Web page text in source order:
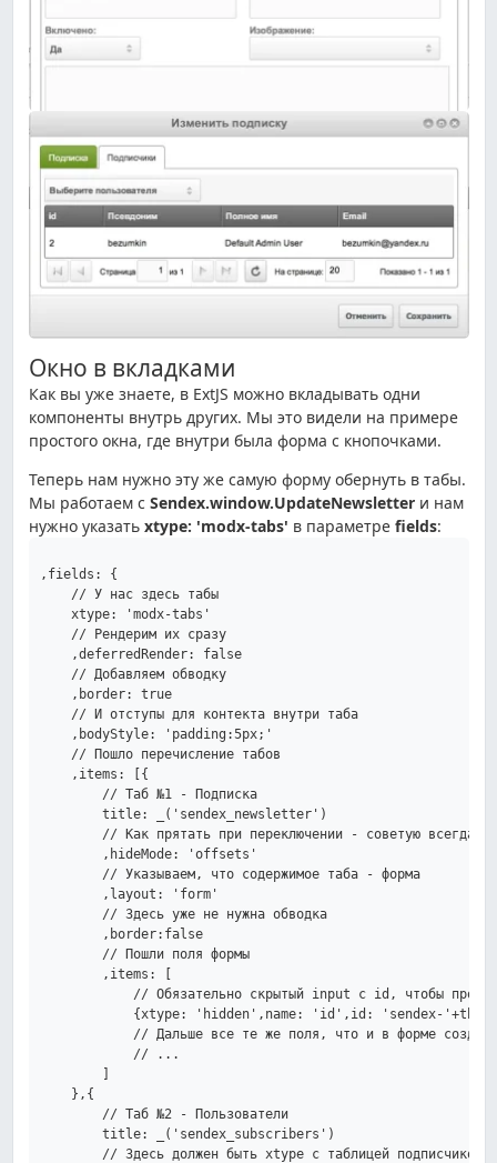
Окно в вкладками
Как вы уже знаете, в ExtJS можно вкладывать одни
компоненты внутрь других. Мы это видели на примере
простого окна, где внутри была форма с кнопочками.
Теперь нам нужно эту же самую форму обернуть в табы.
Мы работаем с Sendex.window.UpdateNewsletterи нам
нужно указать xtype: 'modx-tabs' в параметре fields:
,fields: {
    // У нас здесь табы
    xtype: 'modx-tabs'
    // Рендерим их сразу
    ,deferredRender: false
    // Добавляем обводку
    ,border: true
    // И отступы для контекта внутри таба
    ,bodyStyle: 'padding:5px;'
    // Пошло перечисление табов
    ,items: [{
        // Таб №1 - Подписка
        title: _('sendex_newsletter')
// Как прятать при переключении - советую всегда
        ,hideMode: 'offsets'
        // Указываем, что содержимое таба - форма
        ,layout: 'form'
        // Здесь уже не нужна обводка
        ,border:false
        // Пошли поля формы
        ,items: [
// Обязательно скрытый input с id, чтобы
{xtype: 'hidden',name: 'id',id: 'sendex-
// Дальше все те же поля, что и в форме
            // ...
        ]
    },{
        // Таб №2 - Пользователи
        title: _('sendex_subscribers')
// Здесь должен быть xtype с таблицей подписчиков,